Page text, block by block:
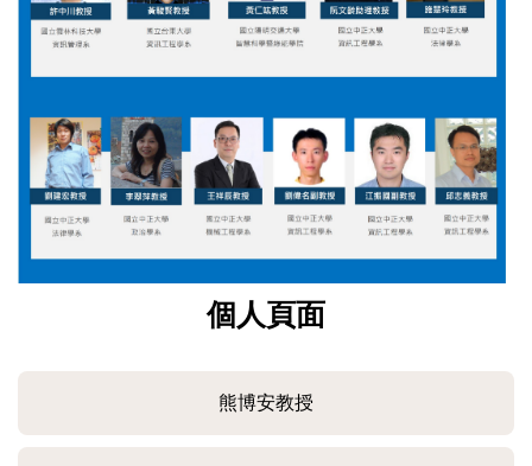
個人頁面
熊博安教授